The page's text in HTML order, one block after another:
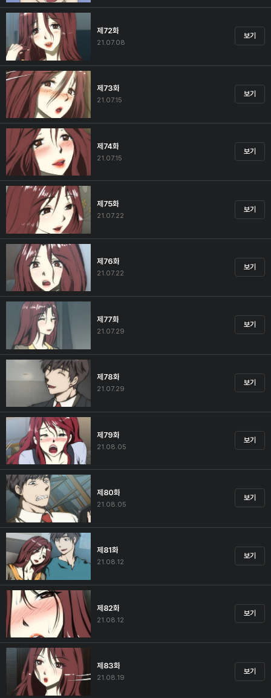
제72화
21.07.08
보기
제73화
21.07.15
보기
제74화
21.07.15
보기
제75화
21.07.22
보기
제76화
21.07.22
보기
제77화
21.07.29
보기
제78화
21.07.29
보기
제79화
21.08.05
보기
제80화
21.08.05
보기
제81화
21.08.12
보기
제82화
21.08.12
보기
제83화
21.08.19
보기